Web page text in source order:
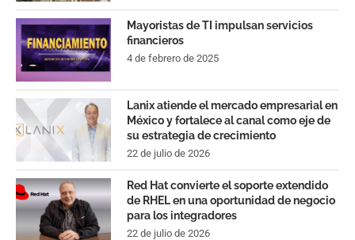
Mayoristas de TI impulsan servicios
financieros
4 de febrero de 2025
Lanix atiende el mercado empresarial en
México y fortalece al canal como eje de
su estrategia de crecimiento
22 de julio de 2026
Red Hat convierte el soporte extendido
de RHEL en una oportunidad de negocio
para los integradores
22 de julio de 2026